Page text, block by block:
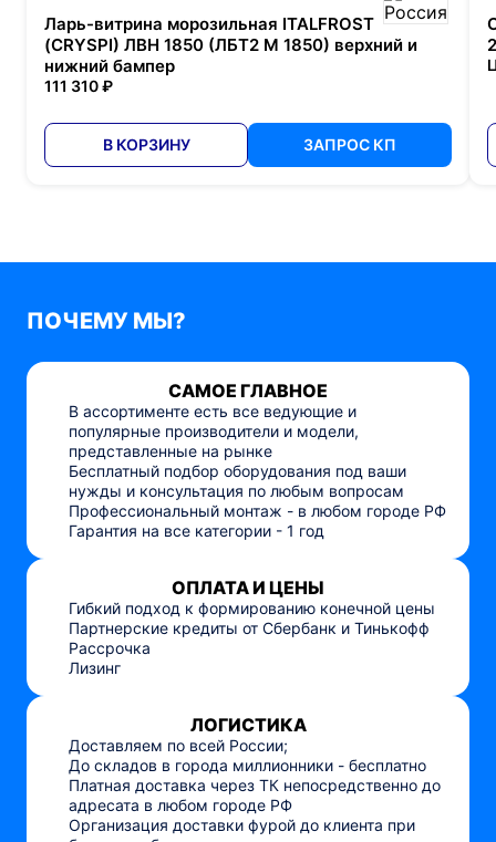
Ларь-витрина морозильная ITALFROST
(CRYSPI) ЛВН 1850 (ЛБТ2 М 1850) верхний и
нижний бампер
111 310 ₽
В КОРЗИНУ ЗАПРОС КП
ПОЧЕМУ МЫ?
САМОЕ ГЛАВНОЕ
В ассортименте есть все ведующие и
популярные производители и модели,
представленные на рынке
Бесплатный подбор оборудования под ваши
нужды и консультация по любым вопросам
Профессиональный монтаж - в любом городе РФ
Гарантия на все категории - 1 год
ОПЛАТА И ЦЕНЫ
Гибкий подход к формированию конечной цены
Партнерские кредиты от Сбербанк и Тинькофф
Рассрочка
Лизинг
ЛОГИСТИКА
Доставляем по всей России;
До складов в города миллионники - бесплатно
Платная доставка через ТК непосредственно до
адресата в любом городе РФ
Организация доставки фурой до клиента при